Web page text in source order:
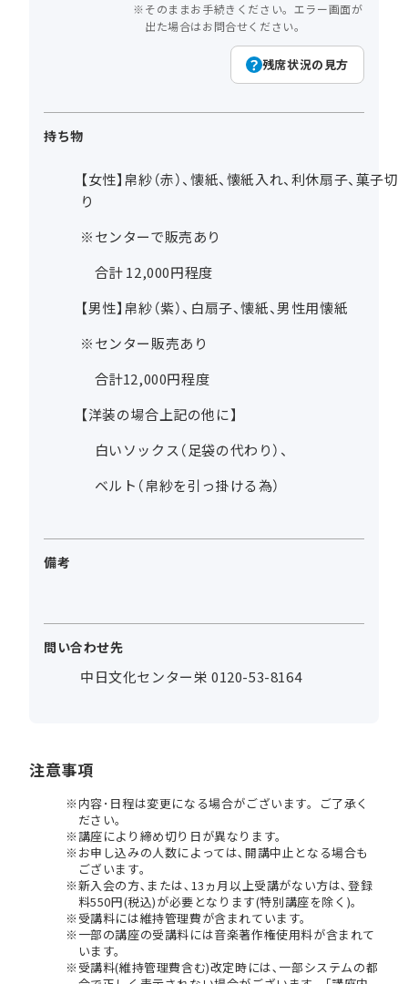
そのままお手続きください。エラー画面が
出た場合はお問合せください。
残席状況の見方
持ち物
【女性】帛紗（赤）、懐紙、懐紙入れ、利休扇子、菓子切
り
※センターで販売あり
合計 12,000円程度
【男性】帛紗（紫）、白扇子、懐紙、男性用懐紙
※センター販売あり
合計12,000円程度
【洋装の場合上記の他に】
白いソックス（足袋の代わり）、
ベルト（帛紗を引っ掛ける為）
備考
問い合わせ先
中日文化センター栄 0120-53-8164
注意事項
内容･日程は変更になる場合がございます。ご了承く
ださい。
講座により締め切り日が異なります。
お申し込みの人数によっては､開講中止となる場合も
ございます。
新入会の方､または､13ヵ月以上受講がない方は､登録
料550円(税込)が必要となります(特別講座を除く)。
受講料には維持管理費が含まれています。
一部の講座の受講料には音楽著作権使用料が含まれて
います。
受講料(維持管理費含む)改定時には､一部システムの都